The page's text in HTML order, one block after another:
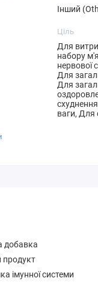
Інший
Ціль
Для
набору
нервової
Для
Для
ваги, Для
добавка
продукт
імунної системи